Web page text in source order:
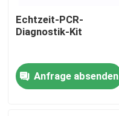
Haus
Produkte
Echtzeit-PCR-
Diagnostik-Kit
Anfrage absenden